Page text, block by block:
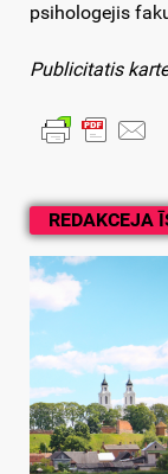
REDAKCEJA
psihologejis
Publicitatis